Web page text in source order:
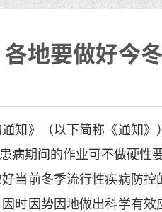
各地要做好今
》（以下简称《通知》
病期间的作业可不做硬性要
前冬季流行性疾病防控
时因势因地做出科学有